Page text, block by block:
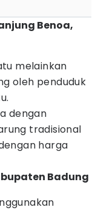
Benoa,
melainkan
oleh penduduk
dengan
tradisional
harga
Badung